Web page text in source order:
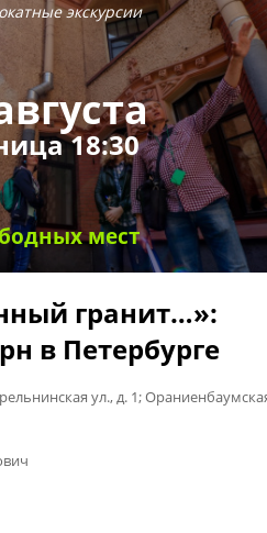
экскурсии
18:30
мест
гранит…»:
в Петербурге
ул., д. 1;